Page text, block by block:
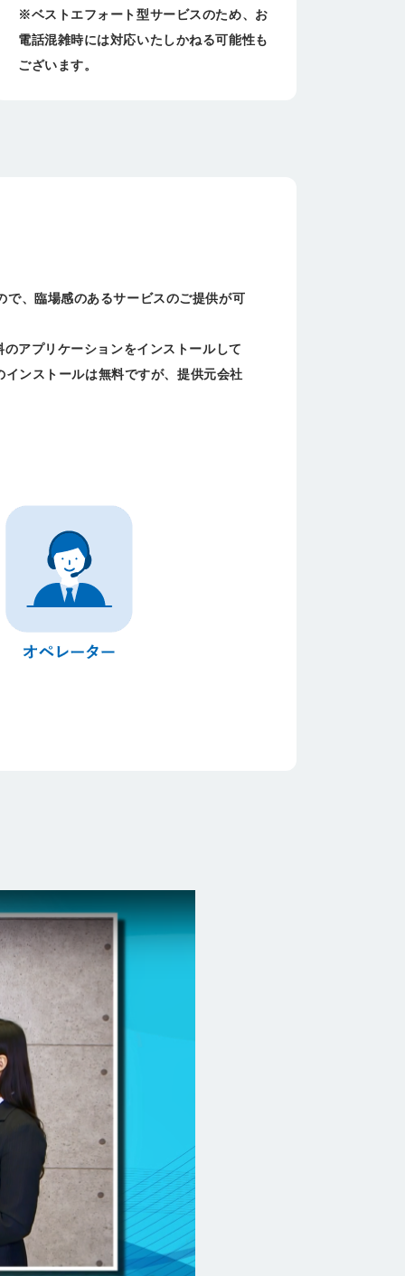
※ベストエフォート型サービスのため、お
電話混雑時には対応いたしかねる可能性も
ございます。
で、臨場感のあるサービスのご提供が可
アプリケーションをインストールして
ンストールは無料ですが、提供元会社